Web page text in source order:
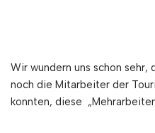
Wir wundern uns schon sehr,
noch die Mitarbeiter der
konnten, diese